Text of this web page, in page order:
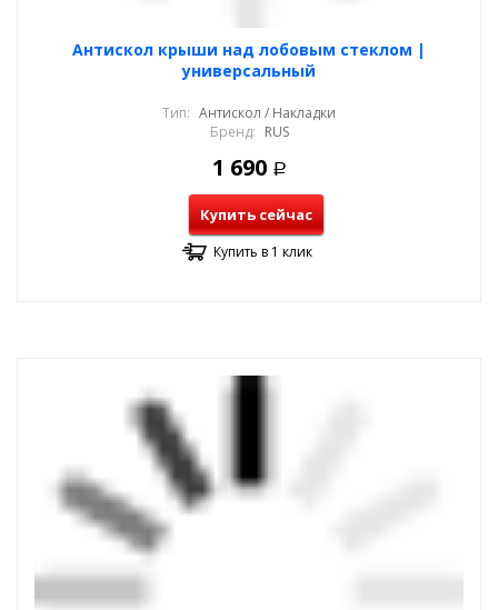
Антискол крыши над лобовым стеклом |
универсальный
Тип: Антискол / Накладки
Бренд: RUS
1 690 Р
Купить сейчас
Купить в 1 клик